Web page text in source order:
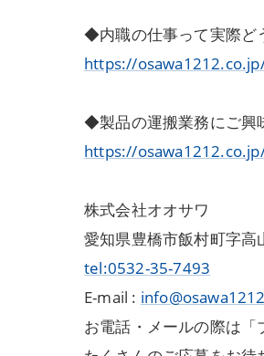
◆内職の仕事って実際ど
https://
◆製品の運搬業務にご
https://
株式会社オオサワ
愛知県豊橋市飯村町字高
tel:0532-35-7493
E-mail :
お電話・メールの際は「